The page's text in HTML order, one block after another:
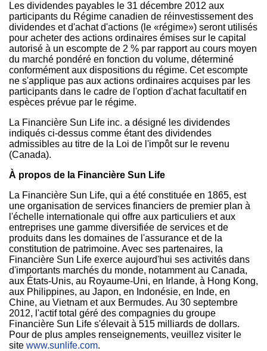
Les dividendes payables le 31 décembre 2012 aux
participants du Régime canadien de réinvestissement des
dividendes et d'achat d'actions (le «régime») seront utilisés
pour acheter des actions ordinaires émises sur le capital
autorisé à un escompte de 2 % par rapport au cours moyen
du marché pondéré en fonction du volume, déterminé
conformément aux dispositions du régime. Cet escompte
ne s'applique pas aux actions ordinaires acquises par les
participants dans le cadre de l'option d'achat facultatif en
espèces prévue par le régime.
La Financière Sun Life inc. a désigné les dividendes
indiqués ci-dessus comme étant des dividendes
admissibles au titre de la Loi de l'impôt sur le revenu
(Canada).
À propos de la Financière Sun Life
La Financière Sun Life, qui a été constituée en 1865, est
une organisation de services financiers de premier plan à
l'échelle internationale qui offre aux particuliers et aux
entreprises une gamme diversifiée de services et de
produits dans les domaines de l'assurance et de la
constitution de patrimoine. Avec ses partenaires, la
Financière Sun Life exerce aujourd'hui ses activités dans
d'importants marchés du monde, notamment au Canada,
aux États-Unis, au Royaume-Uni, en Irlande, à Hong Kong,
aux Philippines, au Japon, en Indonésie, en Inde, en
Chine, au Vietnam et aux Bermudes. Au 30 septembre
2012, l'actif total géré des compagnies du groupe
Financière Sun Life s'élevait à 515 milliards de dollars.
Pour de plus amples renseignements, veuillez visiter le
site www.sunlife.com.